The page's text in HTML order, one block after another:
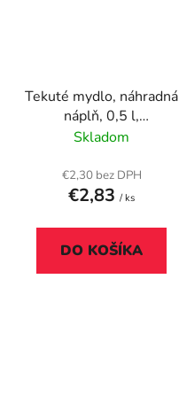
Tekuté mydlo, náhradná
náplň, 0,5 l,
PALMOLIVE Nourishing
Skladom
€2,30 bez DPH
€2,83 / ks
DO KOŠÍKA